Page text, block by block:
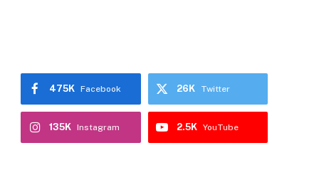
Facebook
475K Twitter
26K
Instagram
135K YouTube
2.5K